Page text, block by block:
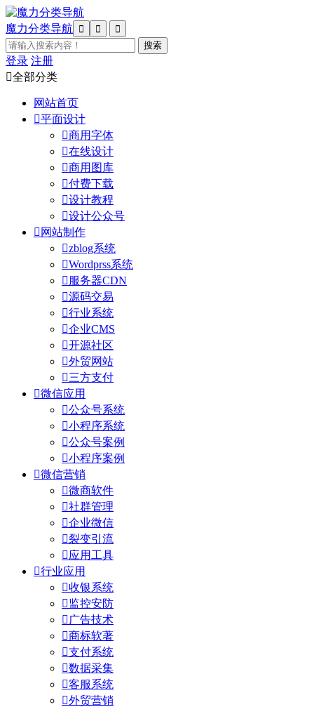
魔力分类导航   
登录 注册
全部分类
网站首页
平面设计
商用字体
在线设计
商用图库
付费下载
设计教程
设计公众号
 网站制作
zblog系统
Wordprss系统
 服务器CDN
源码交易
行业系统
企业CMS
开源社区
外贸网站
三方支付
微信应用
公众号系统
小程序系统
公众号案例
小程序案例
微信营销
微商软件
社群管理
企业微信
裂变引流
应用工具
行业应用
收银系统
监控安防
 广告技术
商标软著
支付系统
数据采集
客服系统
外贸营销